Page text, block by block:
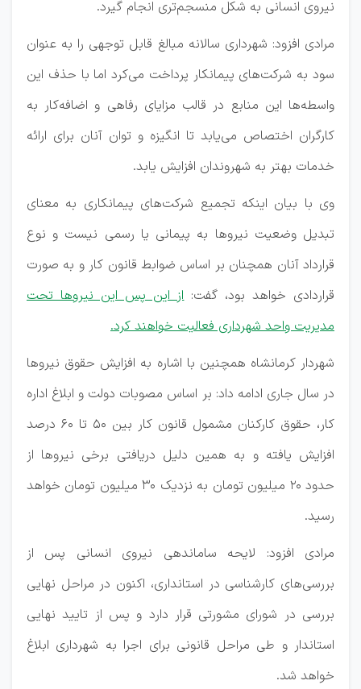
نیروی انسانی به شکل منسجم‌تری انجام گیرد.
مرادی افزود: شهرداری سالانه مبالغ قابل توجهی را به عنوان
سود به شرکت‌های پیمانکار پرداخت می‌کرد اما با حذف این
واسطه‌ها این منابع در قالب مزایای رفاهی و اضافه‌کار به
کارگران اختصاص می‌یابد تا انگیزه و توان آنان برای ارائه
خدمات بهتر به شهروندان افزایش یابد.
وی با بیان اینکه تجمیع شرکت‌های پیمانکاری به معنای
تبدیل وضعیت نیروها به پیمانی یا رسمی نیست و نوع
قرارداد آنان همچنان بر اساس ضوابط قانون کار و به صورت
قراردادی خواهد بود، گفت:از این پس این نیروها تحت
مدیریت واحد شهرداری فعالیت خواهند کرد.
شهردار کرمانشاه همچنین با اشاره به افزایش حقوق نیروها
در سال جاری ادامه داد: بر اساس مصوبات دولت و ابلاغ اداره
کار، حقوق کارکنان مشمول قانون کار بین ۵۰ تا ۶۰ درصد
افزایش یافته و به همین دلیل دریافتی برخی نیروها از
حدود ۲۰ میلیون تومان به نزدیک ۳۰ میلیون تومان خواهد
رسید.
مرادی افزود: لایحه ساماندهی نیروی انسانی پس از
بررسی‌های کارشناسی در استانداری، اکنون در مراحل نهایی
بررسی در شورای مشورتی قرار دارد و پس از تایید نهایی
استاندار و طی مراحل قانونی برای اجرا به شهرداری ابلاغ
خواهد شد.